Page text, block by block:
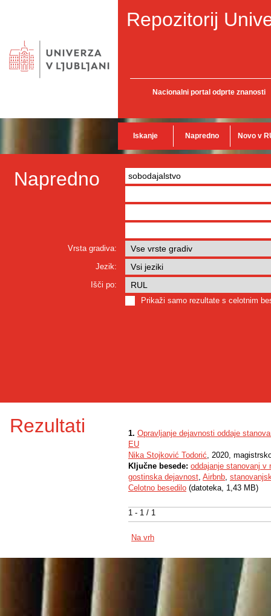
Repozitorij
Nacionalni portal odprte znanosti
Iskanje Napredno Novo v
Napredno
Vrsta gradiva:
Jezik:
Išči po:
Prikaži samo rezultate s celotnim
Rezultati
1 - 1 / 1
1. Opravljanje dejavnosti oddaje
EU
Nika Stojković Todorić, 2020,
Ključne besede: oddajanje stanovanj v
gostinska dejavnost, Airbnb,
Celotno besedilo (datoteka, 1,43 MB)
Na vrh